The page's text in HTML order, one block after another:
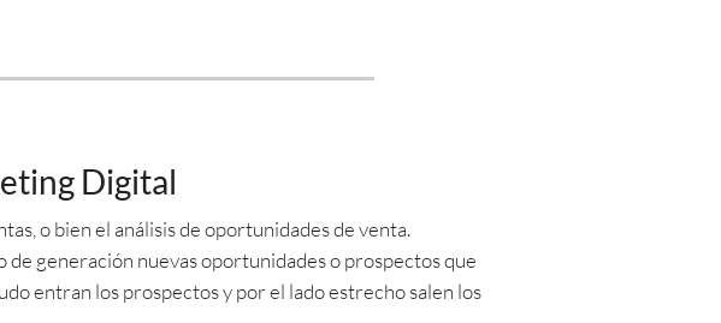
Digital
o bien el análisis de oportunidades de venta.
generación nuevas oportunidades o prospectos que
entran los prospectos y por el lado estrecho salen los